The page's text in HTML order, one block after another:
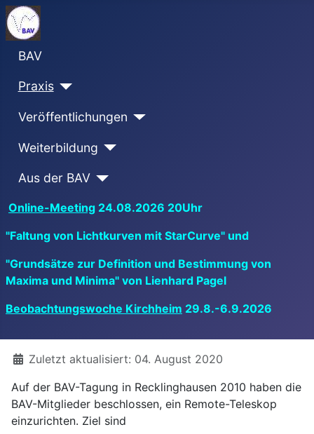
BAV
Praxis
Veröffentlichungen
Weiterbildung
Aus der BAV
Online-Meeting 24.08.2026 20Uhr
"Faltung von Lichtkurven mit StarCurve" und
"Grundsätze zur Definition und Bestimmung von
Maxima und Minima" von Lienhard Pagel
Beobachtungswoche Kirchheim 29.8.-6.9.2026
DetailsZuletzt aktualisiert: 04. August 2020
Auf der BAV-Tagung in Recklinghausen 2010 haben die
BAV-Mitglieder beschlossen, ein Remote-Teleskop
einzurichten. Ziel sind